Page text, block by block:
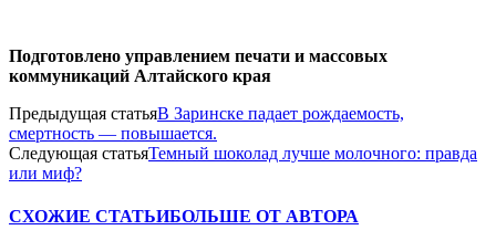
Подготовлено управлением печати и массовых
коммуникаций Алтайского края
Предыдущая статьяВ Заринске падает рождаемость,
смертность — повышается.
Следующая статьяТемный шоколад лучше молочного: правда
или миф?
СХОЖИЕ СТАТЬИБОЛЬШЕ ОТ АВТОРА